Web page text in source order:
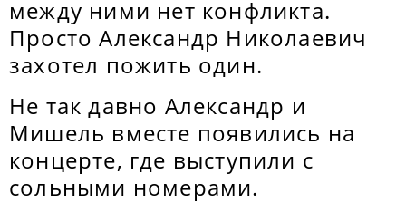
между ними нет конфликта.
Просто Александр Николаевич
захотел пожить один.
Не так давно Александр и
Мишель вместе появились на
концерте, где выступили с
сольными номерами.